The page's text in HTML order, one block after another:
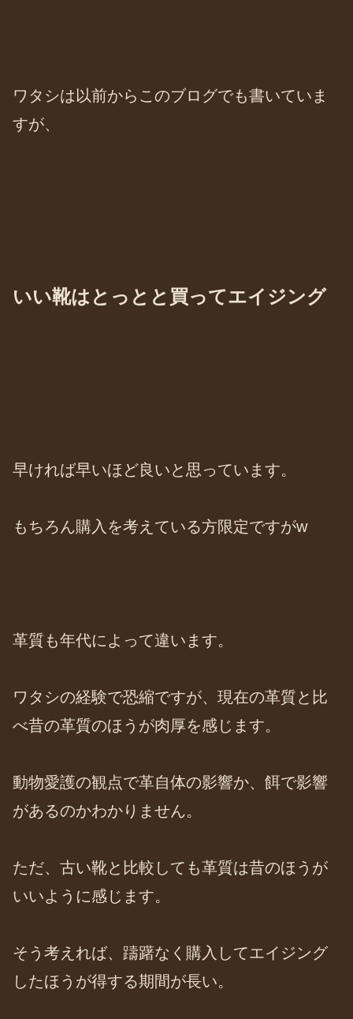
ワタシは以前からこのブログでも書いていま
すが、
いい靴はとっとと買ってエイジング
早ければ早いほど良いと思っています。
もちろん購入を考えている方限定ですがw
革質も年代によって違います。
ワタシの経験で恐縮ですが、現在の革質と比
べ昔の革質のほうが肉厚を感じます。
動物愛護の観点で革自体の影響か、餌で影響
があるのかわかりません。
ただ、古い靴と比較しても革質は昔のほうが
いいように感じます。
そう考えれば、躊躇なく購入してエイジング
したほうが得する期間が長い。